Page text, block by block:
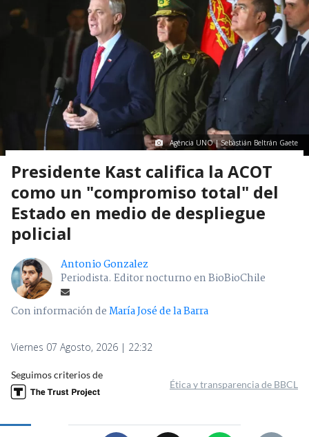
Agencia UNO | Sebastián Beltrán Gaete
Presidente Kast califica la ACOT
como un "compromiso total" del
Estado en medio de despliegue
policial
Antonio Gonzalez
Periodista. Editor nocturno en BioBioChile
Con información deMaría José de la Barra
Viernes 07 Agosto, 2026 | 22:32
Seguimos criterios de
Ética y transparencia de BBCL